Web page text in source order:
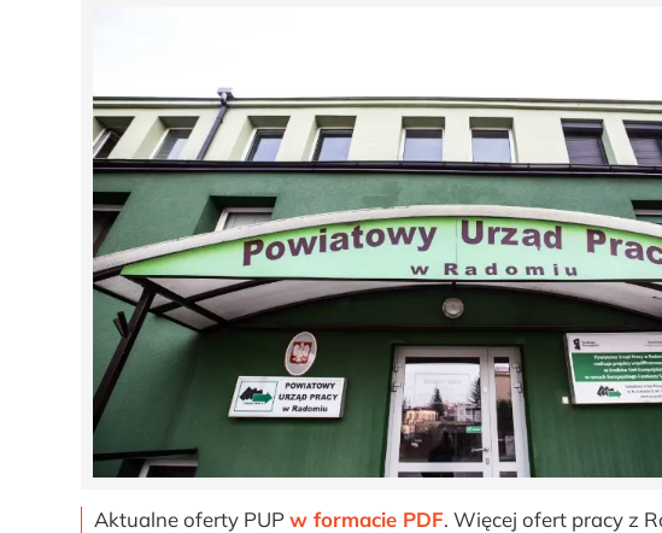
Aktualne oferty PUPw formacie PDF. Więcej ofert pracy z